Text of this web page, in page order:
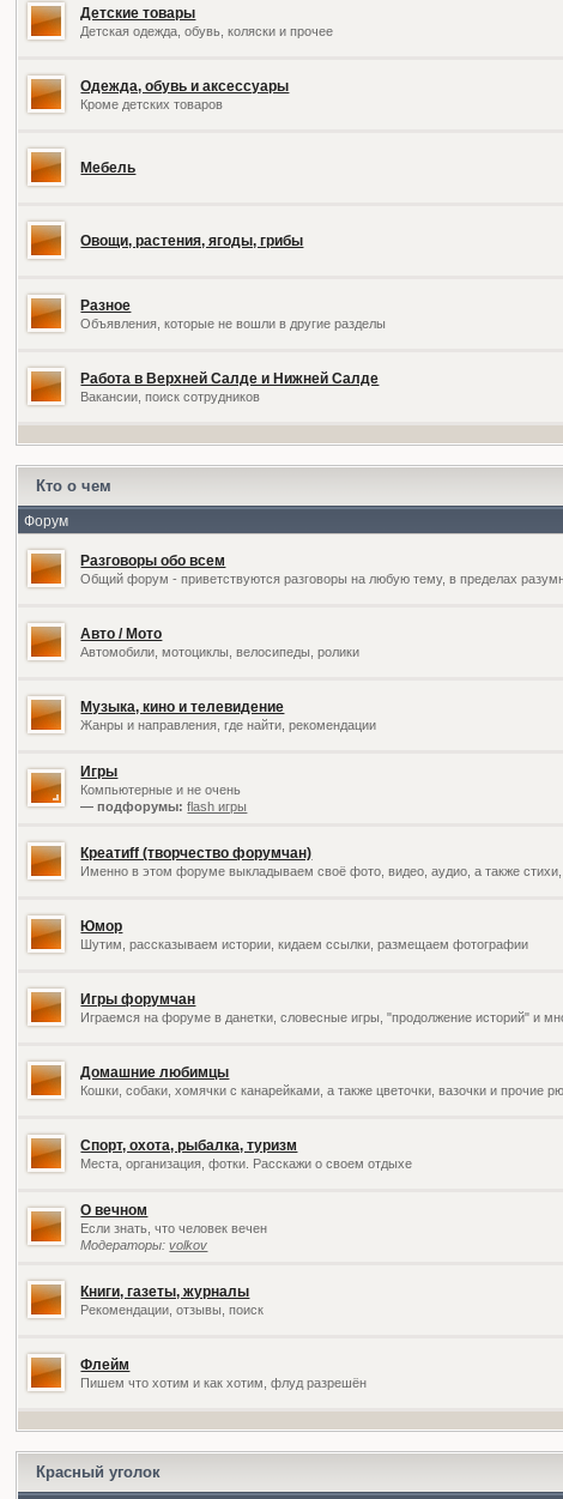
Детские товары
Детская одежда, обувь, коляски и прочее
Одежда, обувь и аксессуары
Кроме детских товаров
Мебель
Овощи, растения, ягоды, грибы
Разное
Объявления, которые не вошли в другие разделы
Работа в Верхней Салде и Нижней Салде
Вакансии, поиск сотрудников
Кто о чем
Форум
Разговоры обо всем
Общий форум - приветствуются разговоры на любую тему, в пределах
Авто / Мото
Автомобили, мотоциклы, велосипеды, ролики
Музыка, кино и телевидение
Жанры и направления, где найти, рекомендации
Игры
Компьютерные и не очень
— подфорумы: flash игры
Креатиff (творчество форумчан)
Именно в этом форуме выкладываем своё фото, видео, аудио, а также стихи,
Юмор
Шутим, рассказываем истории, кидаем ссылки, размещаем фотографии
Игры форумчан
Играемся на форуме в данетки, словесные игры, "продолжение историй" и
Домашние любимцы
Кошки, собаки, хомячки с канарейками, а также цветочки, вазочки и прочие
Спорт, охота, рыбалка, туризм
Места, организация, фотки. Расскажи о своем отдыхе
О вечном
Если знать, что человек вечен
Модераторы:volkov
Книги, газеты, журналы
Рекомендации, отзывы, поиск
Флейм
Пишем что хотим и как хотим, флуд разрешён
Красный уголок